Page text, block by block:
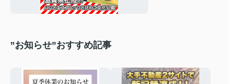
”お知らせ”おすすめ記事